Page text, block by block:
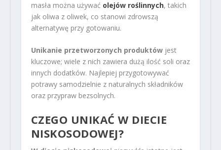
masła można używać olejów roślinnych, takich
jak oliwa z oliwek, co stanowi zdrowszą
alternatywę przy gotowaniu.
Unikanie przetworzonych produktówjest
kluczowe; wiele z nich zawiera dużą ilość soli oraz
innych dodatków. Najlepiej przygotowywać
potrawy samodzielnie z naturalnych składników
oraz przypraw bezsolnych.
CZEGO UNIKAĆ W DIECIE
NISKOSODOWEJ?